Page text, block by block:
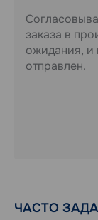
заказа в
ожидания, и
отправлен.
ЧАСТО